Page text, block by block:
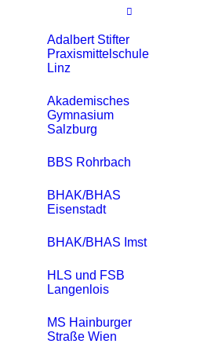
Adalbert Stifter
Praxismittelschule
Linz
Akademisches
Gymnasium
Salzburg
BBS Rohrbach
BHAK/BHAS
Eisenstadt
BHAK/BHAS Imst
HLS und FSB
Langenlois
MS Hainburger
Straße Wien